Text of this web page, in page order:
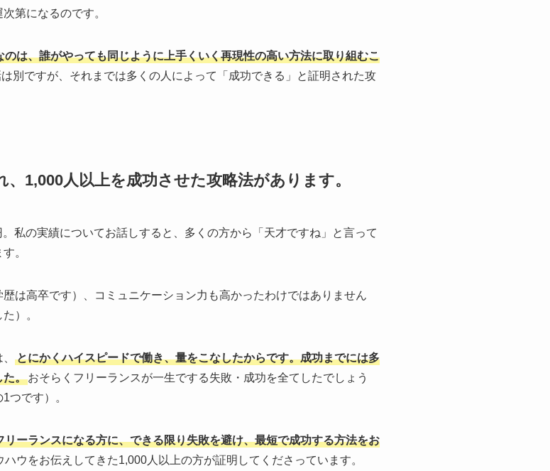
第になるのです。
は、誰がやっても同じように上手くいく再現性の高い方法に取り組むこ
別ですが、それまでは多くの人によって「成功できる」と証明された攻
1,000人以上を成功させた攻略法があります。
私の実績についてお話しすると、多くの方から「天才ですね」と言って
。
は高卒です）、コミュニケーション力も高かったわけではありません
）。
とにかくハイスピードで働き、量をこなしたからです。成功までには多
た。おそらくフリーランスが一生でする失敗・成功を全てしたでしょう
つです）。
ーランスになる方に、できる限り失敗を避け、最短で成功する方法をお
ウをお伝えしてきた1,000人以上の方が証明してくださっています。